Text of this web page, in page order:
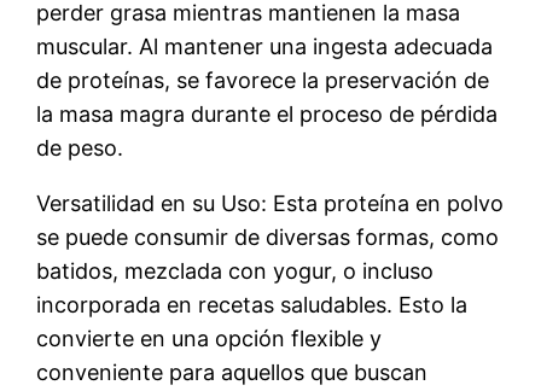
perder grasa mientras mantienen la masa
muscular. Al mantener una ingesta adecuada
de proteínas, se favorece la preservación de
la masa magra durante el proceso de pérdida
de peso.
Versatilidad en su Uso: Esta proteína en polvo
se puede consumir de diversas formas, como
batidos, mezclada con yogur, o incluso
incorporada en recetas saludables. Esto la
convierte en una opción flexible y
conveniente para aquellos que buscan